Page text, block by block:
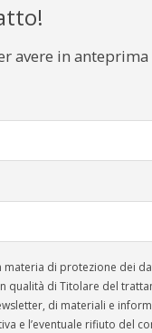
avere in
dei dati personali e Regolamento
qualità di Titolare del
di materiali e
e l’eventuale rifiuto del